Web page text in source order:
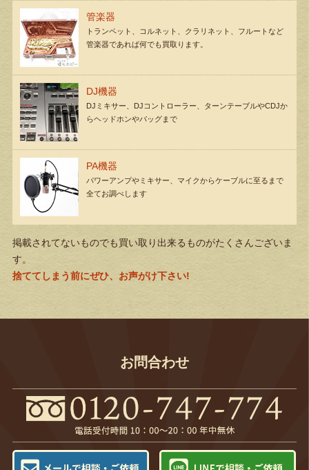
管楽器
トランペット、コルネット、クラリネット、フルートなど
管楽器であれば何でも買取ります。
DJ機器
DJミキサー、DJコントローラー、ターンテーブルやCDJか
らヘッドホンやバッグまで
PA機器
パワーアンプやミキサー、マイクからケーブルに至るまで
全てお調べします
掲載されてないものでも買い取り出来るものがたくさんございま
す。
捨ててしまう前にぜひ、お声がけ下さい!
お問合わせ